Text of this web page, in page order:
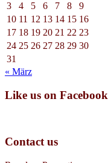
3
4 5 6 7 8
9
10 11 12 13 14 15 16
17 18 19 20 21 22 23
24 25 26 27 28 29 30
31
« März
Like us on Facebook
Contact us